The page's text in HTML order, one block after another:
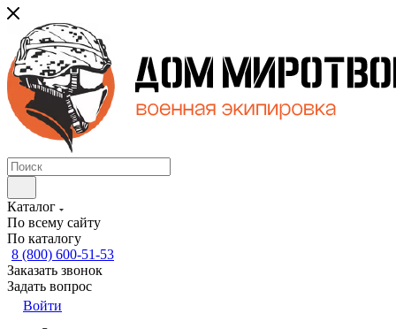
Каталог
По всему сайту
По каталогу
8 (800) 600-51-53
Заказать звонок
Задать вопрос
Войти